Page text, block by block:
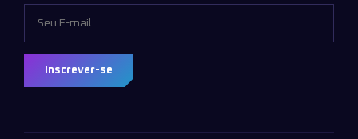
Inscrever-se